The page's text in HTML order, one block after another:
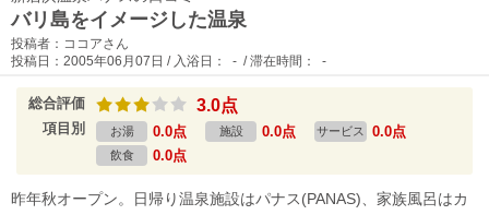
バリ島をイメージした温泉
投稿者：ココアさん
投稿日：2005年06月07日 / 入浴日： - / 滞在時間： -
総合評価 3.0点
項目別 お湯 0.0点 施設 0.0点 サービス 0.0点
飲食 0.0点
昨年秋オープン。日帰り温泉施設はパナス(PANAS)、家族風呂はカ